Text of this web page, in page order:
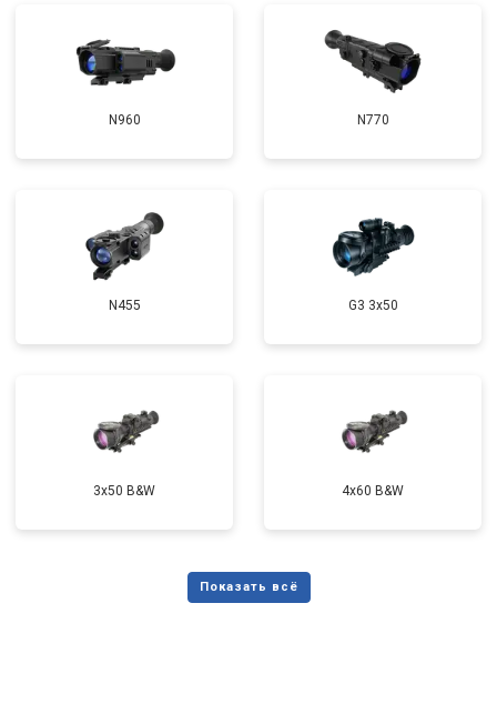
N960 N770
N455 G3 3x50
3x50 B&W 4x60 B&W